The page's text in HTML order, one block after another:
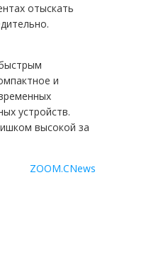
отыскать
и
устройств.
высокой за
ZOOM.CNews